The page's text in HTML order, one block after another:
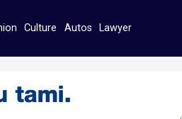
Culture Autos Lawyer